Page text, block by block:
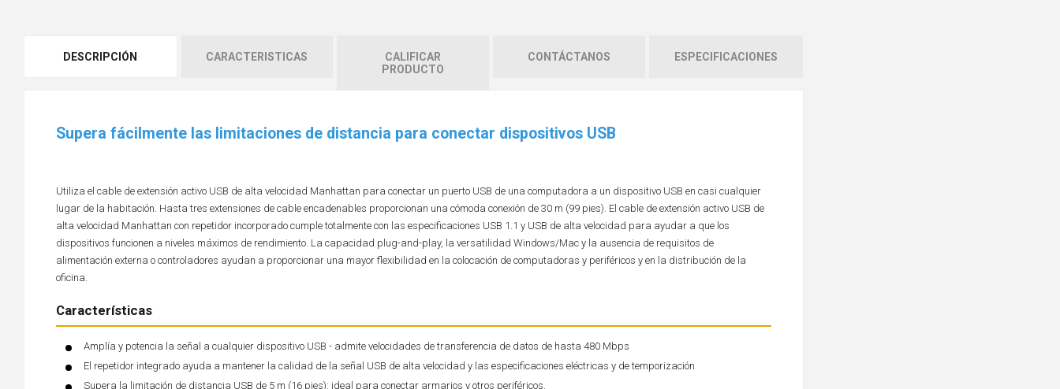
DESCRIPCIÓN CARACTERISTICAS
CALIFICAR
PRODUCTO
CONTÁCTANOS ESPECIFICACIONES
Supera fácilmente las limitaciones de distancia para conectar dispositivos USB
Utiliza el cable de extensión activo USB de alta velocidad Manhattan para conectar un puerto USB de una computadora a un dispositivo USB en casi cualquier
lugar de la habitación. Hasta tres extensiones de cable encadenables proporcionan una cómoda conexión de 30 m (99 pies). El cable de extensión activo USB de
alta velocidad Manhattan con repetidor incorporado cumple totalmente con las especificaciones USB 1.1 y USB de alta velocidad para ayudar a que los
dispositivos funcionen a niveles máximos de rendimiento. La capacidad plug-and-play, la versatilidad Windows/Mac y la ausencia de requisitos de
alimentación externa o controladores ayudan a proporcionar una mayor flexibilidad en la colocación de computadoras y periféricos y en la distribución de la
oficina.
Características
Amplía y potencia la señal a cualquier dispositivo USB - admite velocidades de transferencia de datos de hasta 480 Mbps
El repetidor integrado ayuda a mantener la calidad de la señal USB de alta velocidad y las especificaciones eléctricas y de temporización
Supera la limitación de distancia USB de 5 m (16 pies): ideal para conectar armarios y otros periféricos.